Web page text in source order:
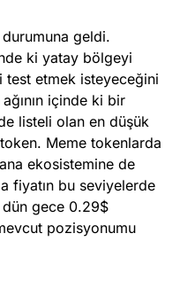
geldi.
ki yatay bölgeyi
etmek isteyeceğini
içinde ki bir
listeli olan en düşük
Meme tokenlarda
ekosistemine de
fiyatın bu seviyelerde
dün gece 0.29$
pozisyonumu